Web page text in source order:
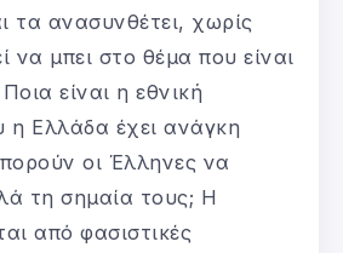
τα ανασυνθέτει, χωρίς
να μπει στο θέμα που είναι
είναι η εθνική
η Ελλάδα έχει ανάγκη
οι Έλληνες να
τη σημαία τους; Η
από φασιστικές